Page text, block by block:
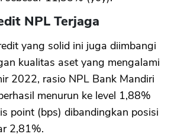
NPL Terjaga
yang solid ini juga diimbangi
kualitas aset yang mengalami
2022, rasio NPL Bank Mandiri
menurun ke level 1,88%
point (bps) dibandingkan posisi
2,81%.